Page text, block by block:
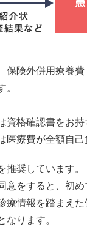
険外併用療養費
。
格確認書をお持
療費が全額自己
奨しています。
をすると、初め
療情報を踏まえ
なります。